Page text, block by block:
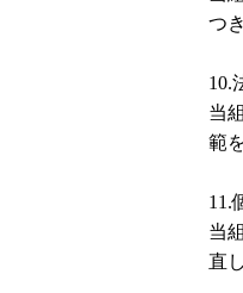
つ
10.
当
範
11.
当
直